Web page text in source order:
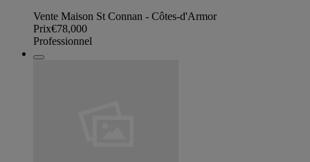
Vente Maison St Connan - Côtes-d'Armor
Prix€78,000
Professionnel